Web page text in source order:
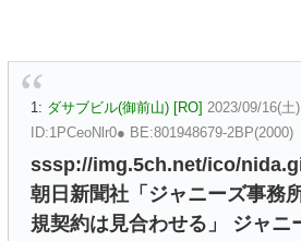
1: ダサブビル(御前山) [RO] 2023/09/16(土
ID:1PCeoNlr0● BE:801948679-2BP(2000)
sssp://img.5ch.net/ico/
朝日新聞社「ジャニーズ事務
規契約は見合わせる」 ジャニ